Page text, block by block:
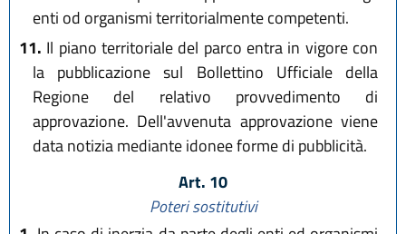
enti od organismi territorialmente competenti.
11. Il piano territoriale del parco entra in vigore con
la pubblicazione sul Bollettino Ufficiale della
Regione del relativo provvedimento di
approvazione. Dell'avvenuta approvazione viene
data notizia mediante idonee forme di pubblicità.
Art. 10
Poteri sostitutivi